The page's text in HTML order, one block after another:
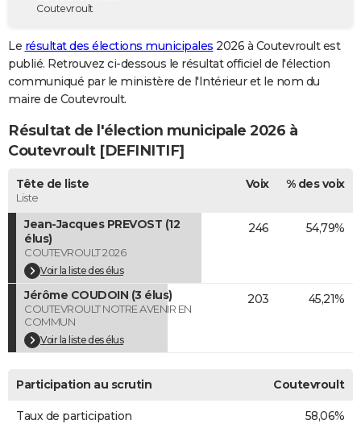
Destinations
City break
Voyage nature
Voyage de noces
Forum
GUIDES D'ACHAT
BONS PLANS
Carte de Noël
Carte Bonne année
Carte Saint-Valentin
Carte Pâques
Carte d'anniversaire
DICTIONNAIRE
Dictionnaire
Biographies
Citations
Expressions
Proverbes
PROGRAMME TV
COPAINS D'AVANT
S'inscrire
Se connecter
Lycées
Collèges
Primaires
Universités
Entreprises
Service militaire
Avis de recherche
AVIS DE DÉCÈS
FORUM
Bricolage
Lifestyle
Culture
Sport
Auto
Television
Voyage
Cinema
Coutevroult
Le résultat des élections municipales 2026 à Coutevroult est
publié. Retrouvez ci-dessous le résultat officiel de l'élection
communiqué par le ministère de l'Intérieur et le nom du
maire de Coutevroult.
Résultat de l'élection municipale 2026 à
Coutevroult [DEFINITIF]
Tête de liste
Liste
Voix % des voix
Jean-Jacques PREVOST (12
élus)
COUTEVROULT 2026
Voir la liste des élus
246 54,79%
Jérôme COUDOIN (3 élus)
COUTEVROULT NOTRE AVENIR EN
COMMUN
Voir la liste des élus
203 45,21%
Participation au scrutin Coutevroult
Taux de participation 58,06%